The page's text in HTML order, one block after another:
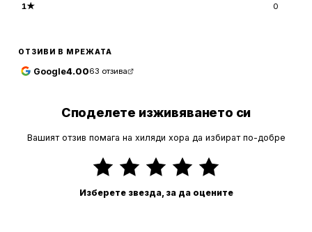
1★ 0
ОТЗИВИ В МРЕЖАТА
Google4.0063 отзива
Споделете изживяването си
Вашият отзив помага на хиляди хора да избират по-добре
Изберете звезда, за да оцените